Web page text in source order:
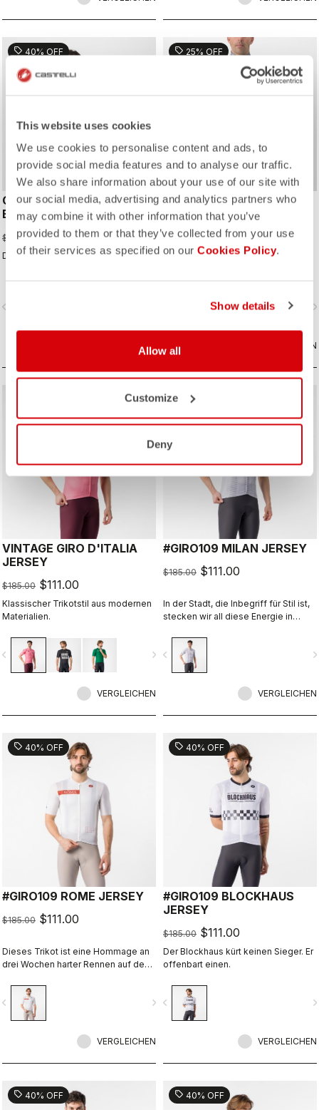
This website uses cookies
We use cookies to personalise content and ads, to
provide social media features and to analyse our traffic.
We also share information about your use of our site with
our social media, advertising and analytics partners who
may combine it with other information that you’ve
provided to them or that they’ve collected from your use
of their services as specified on our Cookies Policy.
Show details
Allow all
Customize
Deny
sell 40% OFF
COMPETIZIONE 2
BIBSHORT
$199.95 $119.97
Die Perfektion des Einfachen.
VERGLEICHEN
sell 25% OFF
TEMPESTA LITE JACKET
$419.25
Eine wasserdichte, einfach
und bietet eine großartige
wenn Sie auf einer langen Abfahrt
zusätzlichen Schutz benötigen.VERGLEICHEN
VINTAGE GIRO D'ITALIA
JERSEY
$185.00 $111.00
Klassischer Trikotstil aus modernen
Materialien.
navigate_next
VERGLEICHEN
sell 40% OFF
#GIRO109 MILAN JERSEY
$185.00 $111.00
In der Stadt, die Inbegriff für Stil ist,
stecken wir all diese Energie in
navigate_before
VERGLEICHEN
sell 40% OFF
#GIRO109 ROME JERSEY
$185.00 $111.00
Dieses Trikot ist eine Hommage an
drei Wochen harter Rennen auf den
navigate_next
VERGLEICHEN
sell 40% OFF
#GIRO109 BLOCKHAUS
JERSEY
$185.00 $111.00
Der Blockhaus kürt keinen Sieger. Er
offenbart einen.
navigate_before
VERGLEICHEN
sell 40% OFF sell 40% OFF